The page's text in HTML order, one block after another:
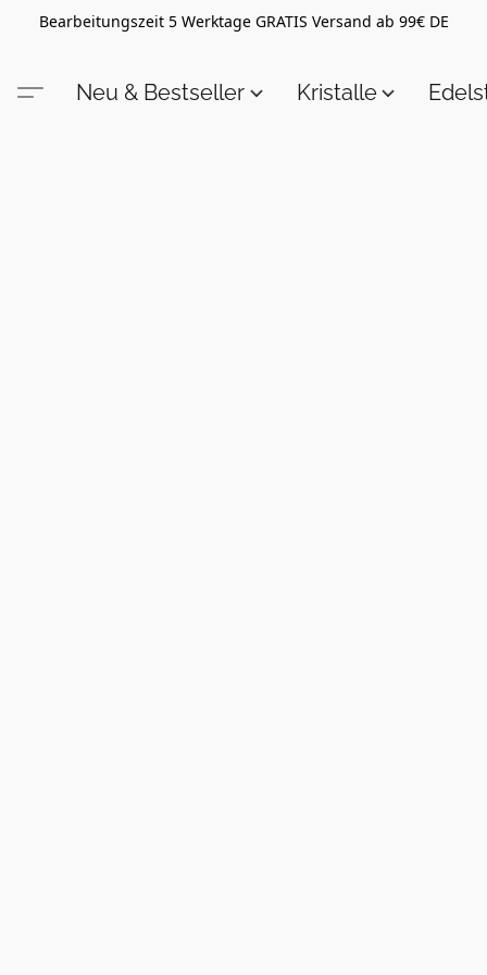
Bearbeitungszeit 5 Werktage GRATIS Versand ab 99€ DE
Neu & Bestseller Kristalle